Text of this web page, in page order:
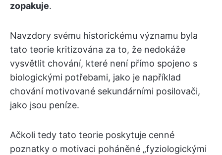
zopakuje.
Navzdory svému historickému významu byla
tato teorie kritizována za to, že nedokáže
vysvětlit chování, které není přímo spojeno s
biologickými potřebami, jako je například
chování motivované sekundárními posilovači,
jako jsou peníze.
Ačkoli tedy tato teorie poskytuje cenné
poznatky o motivaci poháněné „fyziologickými